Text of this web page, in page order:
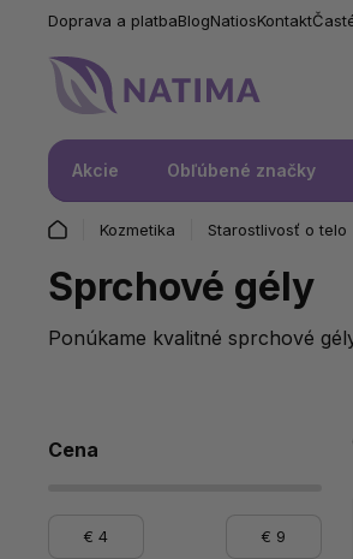
Doprava a platbaBlogNatiosKontakt
Akcie Obľúbené značky
Kozmetika Starostlivosť o telo
Sprchové gély
Ponúkame kvalitné sprchové
Cena
€4 € 9